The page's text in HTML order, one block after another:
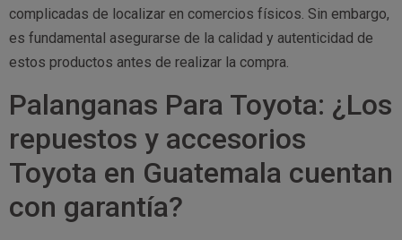
complicadas de localizar en comercios físicos. Sin embargo,
es fundamental asegurarse de la calidad y autenticidad de
estos productos antes de realizar la compra.
Palanganas Para Toyota: ¿Los
repuestos y accesorios
Toyota en Guatemala cuentan
con garantía?